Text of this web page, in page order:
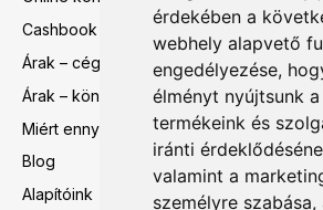
érdekében a
webhely alapvető
engedélyezése,
élményt nyújtsunk
termékeink és
iránti
valamint a
személyre szabása,
Cashbook
Árak – cégalapítás előtti tanácsadás
Árak – könyvelés, bérszámfejtés
Miért ennyi?
Blog
Alapítóink